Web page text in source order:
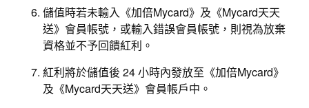
儲值時若未輸入《加倍Mycard》及《Mycard天天
送》會員帳號，或輸入錯誤會員帳號，則視為放棄
資格並不予回饋紅利。
紅利將於儲值後 24 小時內發放至《加倍Mycard》
及《Mycard天天送》會員帳戶中。